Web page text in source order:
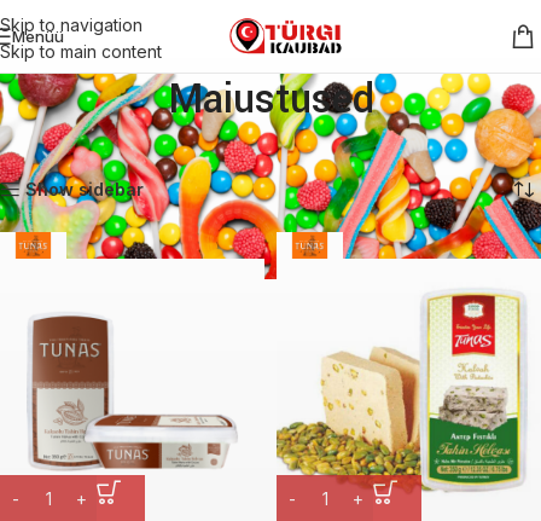
Skip to navigation
Skip to main content
Menüü
Maiustused
Esileht Maiustused Lehekülg 3 Näitan 25–27 tulemust 27-st
Show sidebar